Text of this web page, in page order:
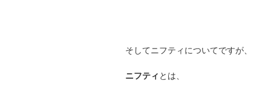
そしてニフティについてですが、
ニフティ とは、